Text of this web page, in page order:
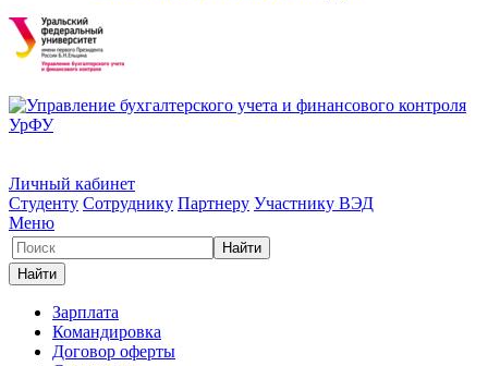
Личный кабинет
Студенту Сотруднику Партнеру Участнику ВЭД
Меню
Зарплата
Командировка
Договор оферты